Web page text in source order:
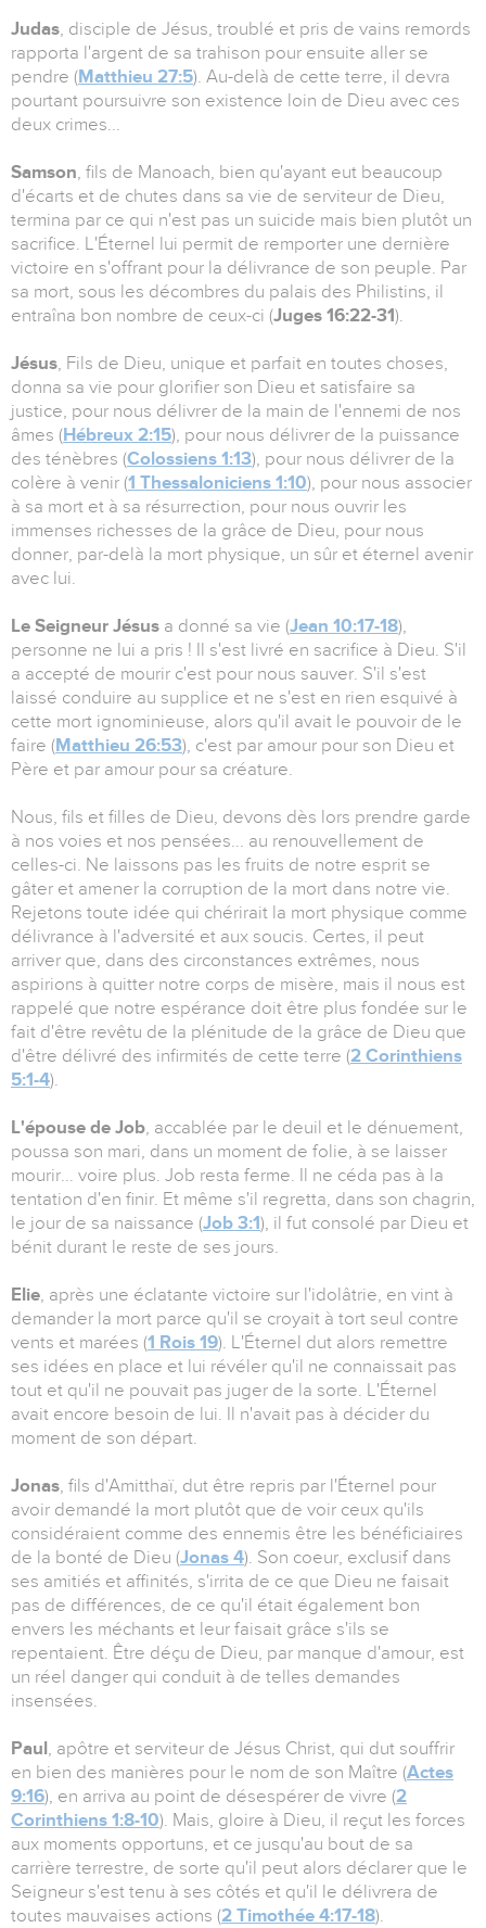
Judas, disciple de Jésus, troublé et pris de vains remords
rapporta l'argent de sa trahison pour ensuite aller se
pendre (Matthieu 27:5). Au-delà de cette terre, il devra
pourtant poursuivre son existence loin de Dieu avec ces
deux crimes...
Samson, fils de Manoach, bien qu'ayant eut beaucoup
d'écarts et de chutes dans sa vie de serviteur de Dieu,
termina par ce qui n'est pas un suicide mais bien plutôt un
sacrifice. L'Éternel lui permit de remporter une dernière
victoire en s'offrant pour la délivrance de son peuple. Par
sa mort, sous les décombres du palais des Philistins, il
entraîna bon nombre de ceux-ci (Juges 16:22-31).
Jésus, Fils de Dieu, unique et parfait en toutes choses,
donna sa vie pour glorifier son Dieu et satisfaire sa
justice, pour nous délivrer de la main de l'ennemi de nos
âmes (Hébreux 2:15), pour nous délivrer de la puissance
des ténèbres (Colossiens 1:13), pour nous délivrer de la
colère à venir (1 Thessaloniciens 1:10), pour nous associer
à sa mort et à sa résurrection, pour nous ouvrir les
immenses richesses de la grâce de Dieu, pour nous
donner, par-delà la mort physique, un sûr et éternel avenir
avec lui.
Le Seigneur Jésus a donné sa vie (Jean 10:17-18),
personne ne lui a pris ! Il s'est livré en sacrifice à Dieu. S'il
a accepté de mourir c'est pour nous sauver. S'il s'est
laissé conduire au supplice et ne s'est en rien esquivé à
cette mort ignominieuse, alors qu'il avait le pouvoir de le
faire (Matthieu 26:53), c'est par amour pour son Dieu et
Père et par amour pour sa créature.
Nous, fils et filles de Dieu, devons dès lors prendre garde
à nos voies et nos pensées... au renouvellement de
celles-ci. Ne laissons pas les fruits de notre esprit se
gâter et amener la corruption de la mort dans notre vie.
Rejetons toute idée qui chérirait la mort physique comme
délivrance à l'adversité et aux soucis. Certes, il peut
arriver que, dans des circonstances extrêmes, nous
aspirions à quitter notre corps de misère, mais il nous est
rappelé que notre espérance doit être plus fondée sur le
fait d'être revêtu de la plénitude de la grâce de Dieu que
d'être délivré des infirmités de cette terre (2 Corinthiens
5:1-4).
L'épouse de Job, accablée par le deuil et le dénuement,
poussa son mari, dans un moment de folie, à se laisser
mourir... voire plus. Job resta ferme. Il ne céda pas à la
tentation d'en finir. Et même s'il regretta, dans son chagrin,
le jour de sa naissance (Job 3:1), il fut consolé par Dieu et
bénit durant le reste de ses jours.
Elie, après une éclatante victoire sur l'idolâtrie, en vint à
demander la mort parce qu'il se croyait à tort seul contre
vents et marées (1 Rois 19). L'Éternel dut alors remettre
ses idées en place et lui révéler qu'il ne connaissait pas
tout et qu'il ne pouvait pas juger de la sorte. L'Éternel
avait encore besoin de lui. Il n'avait pas à décider du
moment de son départ.
Jonas, fils d'Amitthaï, dut être repris par l'Éternel pour
avoir demandé la mort plutôt que de voir ceux qu'ils
considéraient comme des ennemis être les bénéficiaires
de la bonté de Dieu (Jonas 4). Son coeur, exclusif dans
ses amitiés et affinités, s'irrita de ce que Dieu ne faisait
pas de différences, de ce qu'il était également bon
envers les méchants et leur faisait grâce s'ils se
repentaient. Être déçu de Dieu, par manque d'amour, est
un réel danger qui conduit à de telles demandes
insensées.
Paul , apôtre et serviteur de Jésus Christ, qui dut souffrir
en bien des manières pour le nom de son Maître (Actes
9:16), en arriva au point de désespérer de vivre (2
Corinthiens 1:8-10). Mais, gloire à Dieu, il reçut les forces
aux moments opportuns, et ce jusqu'au bout de sa
carrière terrestre, de sorte qu'il peut alors déclarer que le
Seigneur s'est tenu à ses côtés et qu'il le délivrera de
toutes mauvaises actions (2 Timothée 4:17-18).